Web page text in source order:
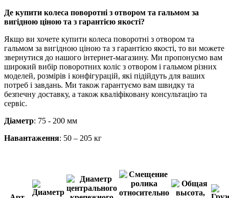
Де купити колеса поворотні з отвором та гальмом за
вигідною ціною та з гарантією якості?
Якщо ви хочете купити колеса поворотні з отвором та
гальмом за вигідною ціною та з гарантією якості, то ви можете
звернутися до нашого інтернет-магазину. Ми пропонуємо вам
широкий вибір поворотних коліс з отвором і гальмом різних
моделей, розмірів і конфігурацій, які підійдуть для ваших
потреб і завдань. Ми також гарантуємо вам швидку та
безпечну доставку, а також кваліфіковану консультацію та
сервіс.
Діаметр: 75 - 200 мм
Навантаження: 50 – 205 кг